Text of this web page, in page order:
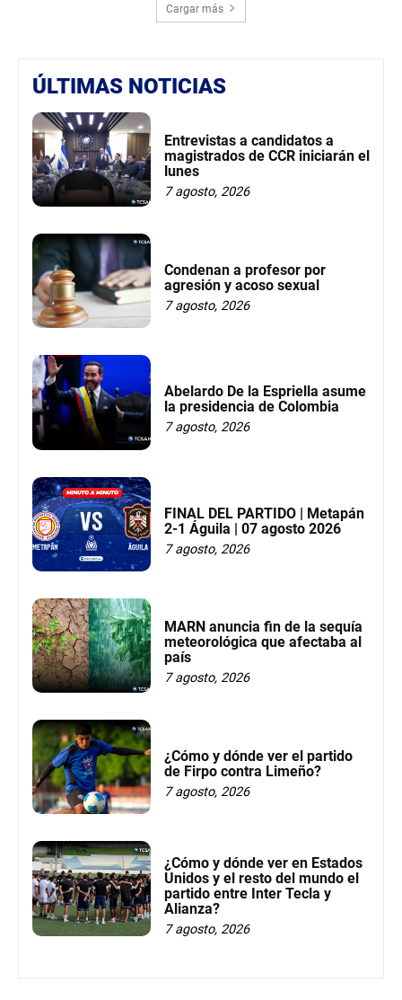
Cargar más
ÚLTIMAS NOTICIAS
Entrevistas a candidatos a
magistrados de CCR iniciarán el
lunes
7 agosto, 2026
Condenan a profesor por
agresión y acoso sexual
7 agosto, 2026
Abelardo De la Espriella asume
la presidencia de Colombia
7 agosto, 2026
FINAL DEL PARTIDO | Metapán
2-1 Águila | 07 agosto 2026
7 agosto, 2026
MARN anuncia fin de la sequía
meteorológica que afectaba al
país
7 agosto, 2026
¿Cómo y dónde ver el partido
de Firpo contra Limeño?
7 agosto, 2026
¿Cómo y dónde ver en Estados
Unidos y el resto del mundo el
partido entre Inter Tecla y
Alianza?
7 agosto, 2026